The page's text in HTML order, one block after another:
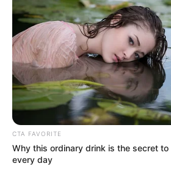
CTA FAVORITE
Why this ordinary drink is the secret
every day